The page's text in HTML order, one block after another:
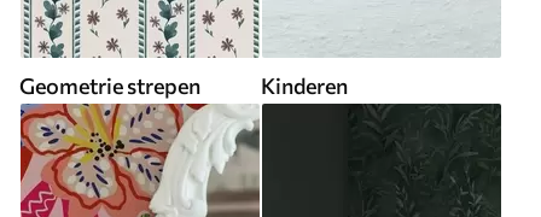
Geometrie strepen Kinderen